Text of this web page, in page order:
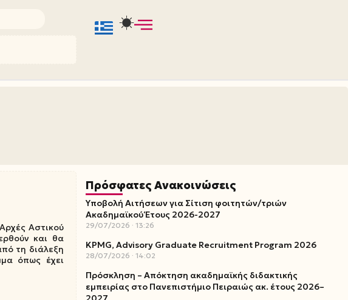
Αστικού
και θα
τη διάλεξη
όπως έχει
Πρόσφατες Ανακοινώσεις
Υποβολή Αιτήσεων για Σίτιση φοιτητών/τριών
Ακαδημαϊκού Έτους 2026-2027
29/07/2026 13:26
KPMG, Advisory Graduate Recruitment Program 2026
28/07/2026 14:02
Πρόσκληση – Απόκτηση ακαδημαϊκής διδακτικής
εμπειρίας στο Πανεπιστήμιο Πειραιώς ακ. έτους 2026–